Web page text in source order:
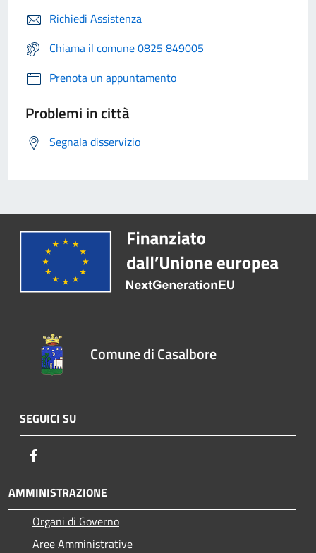
Richiedi Assistenza
Chiama il comune 0825 849005
Prenota un appuntamento
Problemi in città
Segnala disservizio
Comune di Casalbore
SEGUICI SU
AMMINISTRAZIONE
Organi di Governo
Aree Amministrative